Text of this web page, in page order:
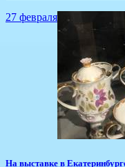
27 февраля
На выставке в